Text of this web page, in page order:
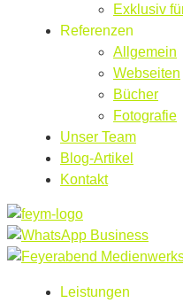
Exklusiv
Referenzen
Allgemein
Webseiten
Bücher
Fotografie
Unser Team
Blog-Artikel
Kontakt
Leistungen